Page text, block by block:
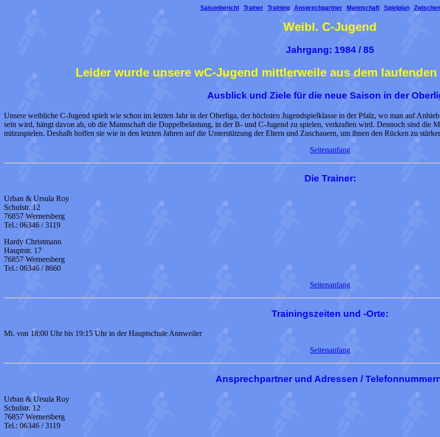
Saisonbericht Trainer Training Ansprechpartner Mannschaft Spielplan
Weibl. C-Jugend
Jahrgang: 1984 / 85
Leider wurde unsere wC-Jugend mittlerweile aus dem
Ausblick und Ziele für die neue Saison in der
Unsere weibliche C-Jugend spielt wie schon im letzten Jahr in der Oberliga, der höchsten Jugendspielklasse in der Pfalz, wo man auf
sein wird, hängt davon ab, ob die Mannschaft die Doppelbelastung, in der B- und C-Jugend zu spielen, verkraften wird. Dennoch sind die
mitzuspielen. Deshalb hoffen sie wie in den letzten Jahren auf die Unterstützung der Eltern und Zuschauern, um ihnen den Rücken zu
Seitenanfang
Die Trainer:
Urban & Ursula Roy
Schulstr. 12
76857 Wernersberg
Tel.: 06346 / 3119
Hardy Christmann
Hauptstr. 17
76857 Wernersberg
Tel.: 06346 / 8660
Seitenanfang
Trainingszeiten und -Orte:
Mi. von 18:00 Uhr bis 19:15 Uhr in der Hauptschule Annweiler
Seitenanfang
Ansprechpartner und Adressen /
Urban & Ursula Roy
Schulstr. 12
76857 Wernersberg
Tel.: 06346 / 3119